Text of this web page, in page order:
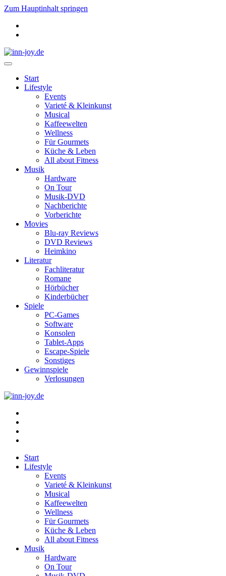
Zum Hauptinhalt springen
Start
Lifestyle
Events
Varieté & Kleinkunst
Musical
Kaffeewelten
Wellness
Für Gourmets
Küche & Leben
All about Fitness
Musik
Hardware
On Tour
Musik-DVD
Nachberichte
Vorberichte
Movies
Blu-ray Reviews
DVD Reviews
Heimkino
Literatur
Fachliteratur
Romane
Hörbücher
Kinderbücher
Spiele
PC-Games
Software
Konsolen
Tablet-Apps
Escape-Spiele
Sonstiges
Gewinnspiele
Verlosungen
Start
Lifestyle
Events
Varieté & Kleinkunst
Musical
Kaffeewelten
Wellness
Für Gourmets
Küche & Leben
All about Fitness
Musik
Hardware
On Tour